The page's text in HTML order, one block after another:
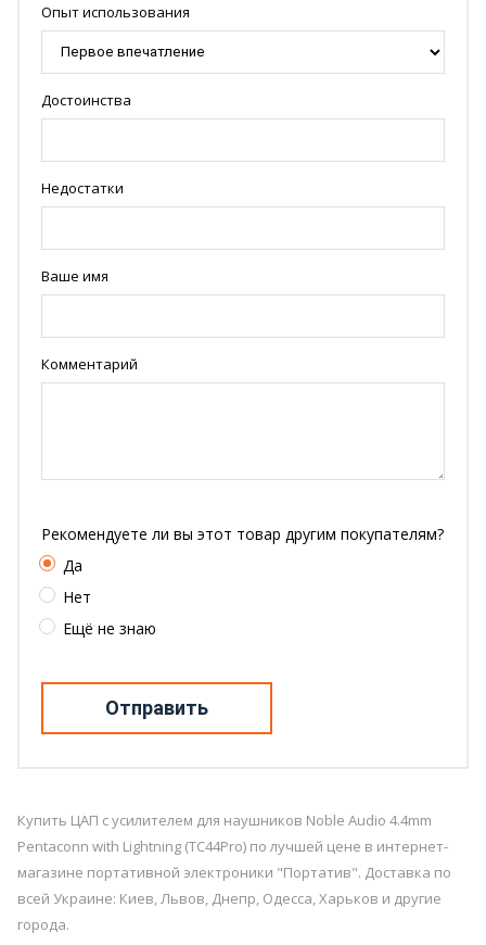
Опыт использования
Достоинства
Недостатки
Ваше имя
Комментарий
Рекомендуете ли вы этот товар другим покупателям?
Да
Нет
Ещё не знаю
Отправить
Купить ЦАП с усилителем для наушников Noble Audio 4.4mm
Pentaconn with Lightning (TC44Pro) по лучшей цене в интернет-
магазине портативной электроники "Портатив". Доставка по
всей Украине: Киев, Львов, Днепр, Одесса, Харьков и другие
города.